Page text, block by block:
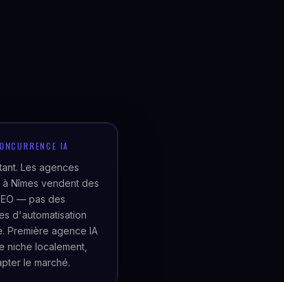
IA
Les agences
Nîmes vendent des
— pas des
d'automatisation
Première agence IA
niche localement,
le marché.